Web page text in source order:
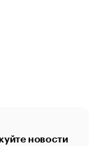
новости